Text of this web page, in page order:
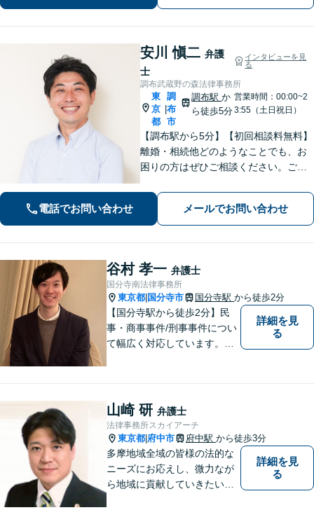
安川 愼二 弁護
士
インタビューを見
る
調布武蔵野の森法律事務所
東
京
都
|
調
布
市
調布駅か
ら徒歩5分
営業時間：00:00~2
3:55（土日祝日）
【調布駅から5分】【初回相談料無料】
離婚・相続他どのようなことでも、お
困りの方はぜひご相談ください。ご連
させていただきます。
電話でお問い合わせ メールでお問い合わせ
谷村 孝一 弁護士
国分寺南法律事務所
東京都 国分寺市 国分寺駅 から徒歩2分
【国分寺駅から徒歩2分】民
事・商事事件/刑事事件につい
て幅広く対応しています。ま
詳細を見
る
山崎 研 弁護士
法律事務所スカイアーチ
東京都 府中市 府中駅 から徒歩3分
多摩地域全域の皆様の法的な
ニーズにお応えし、微力なが
ら地域に貢献していきたいと
詳細を見
る